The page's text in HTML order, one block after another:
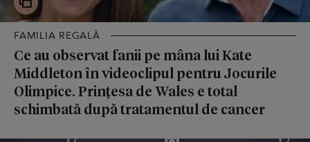
FAMILIA REGALĂ
Ce au observat fanii pe mâna lui Kate
Middleton în videoclipul pentru Jocurile
Olimpice. Prințesa de Wales e total
schimbată după tratamentul de cancer